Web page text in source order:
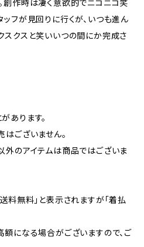
創作時は凄く意欲的でニコニコ笑
フが見回りに行くが、いつも進ん
スクスと笑いいつの間にか完成さ
あります。
ございません。
外のアイテムは商品ではございま
料無料」と表示されますが「着払
額になる場合がございますので、ご